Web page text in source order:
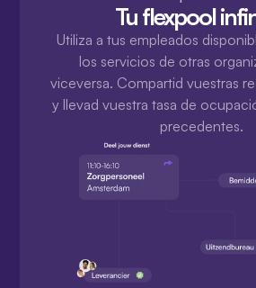
Tu flexpool
Utiliza a tus empleados
los servicios de otras
viceversa. Compartid vuestras
y llevad vuestra tasa de
precedentes.